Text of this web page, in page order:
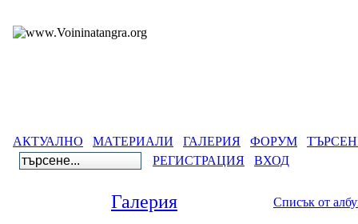
АКТУАЛНО МАТЕРИАЛИ ГАЛЕРИЯ ФОРУМ
РЕГИСТРАЦИЯ
ВХОД
Галерия Списък от